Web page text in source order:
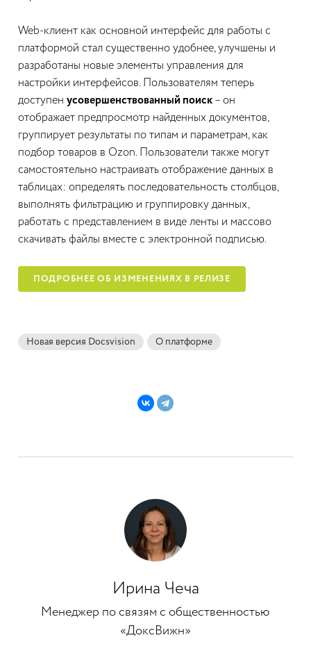
Web-клиент как основной интерфейс для работы с
платформой стал существенно удобнее, улучшены и
разработаны новые элементы управления для
настройки интерфейсов. Пользователям теперь
доступен усовершенствованный поиск – он
отображает предпросмотр найденных документов,
группирует результаты по типам и параметрам, как
подбор товаров в Ozon. Пользователи также могут
самостоятельно настраивать отображение данных в
таблицах: определять последовательность столбцов,
выполнять фильтрацию и группировку данных,
работать с представлением в виде ленты и массово
скачивать файлы вместе с электронной подписью.
ПОДРОБНЕЕ ОБ ИЗМЕНЕНИЯХ В РЕЛИЗЕ
Новая версия Docsvision О платформе
Ирина Чеча
Менеджер по связям с общественностью
«ДоксВижн»